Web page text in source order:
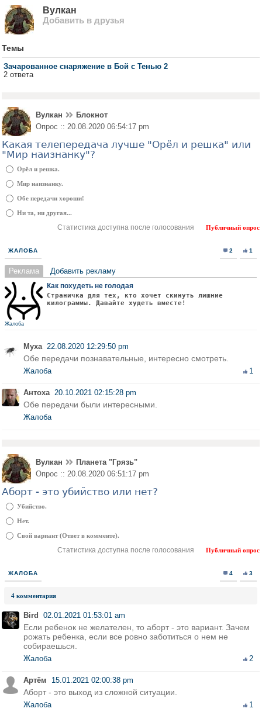
Вулкан
Добавить в друзья
Темы
Зачарованное снаряжение в Бой с Тенью 2
2 ответа
Вулкан
Блокнот
Опрос :: 20.08.2020 06:54:17 pm
Какая телепередача лучше "Орёл и решка" или
"Мир наизнанку"?
Орёл и решка.
Мир наизнанку.
Обе передачи хороши!
Ни та, ни другая...
Статистика доступна после голосования Публичный опрос
ЖАЛОБА 2 1
Реклама Добавить рекламу
Как похудеть не голодая
Страничка для тех, кто хочет скинуть лишние
килограммы. Давайте худеть вместе!
Жалоба
Муха 22.08.2020 12:29:50 pm
Обе передачи познавательные, интересно смотреть.
Жалоба 1
Антоха 20.10.2021 02:15:28 pm
Обе передачи были интересными.
Жалоба
Вулкан
Планета "Грязь"
Опрос :: 20.08.2020 06:51:17 pm
Аборт - это убийство или нет?
Убийство.
Нет.
Свой вариант (Ответ в комменте).
Статистика доступна после голосования Публичный опрос
ЖАЛОБА 4 3
4 комментария
Bird 02.01.2021 01:53:01 am
Если ребенок не желателен, то аборт - это вариант. Зачем
рожать ребенка, если все ровно заботиться о нем не
собираешься.
Жалоба 2
Артём 15.01.2021 02:00:38 pm
Аборт - это выход из сложной ситуации.
Жалоба 1